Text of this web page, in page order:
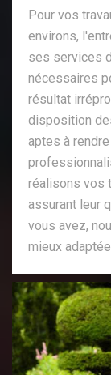
Pour vos
environs,
ses services
nécessaires
résultat
disposition
aptes à
réalisons vos
assurant leur
vous avez,
mieux